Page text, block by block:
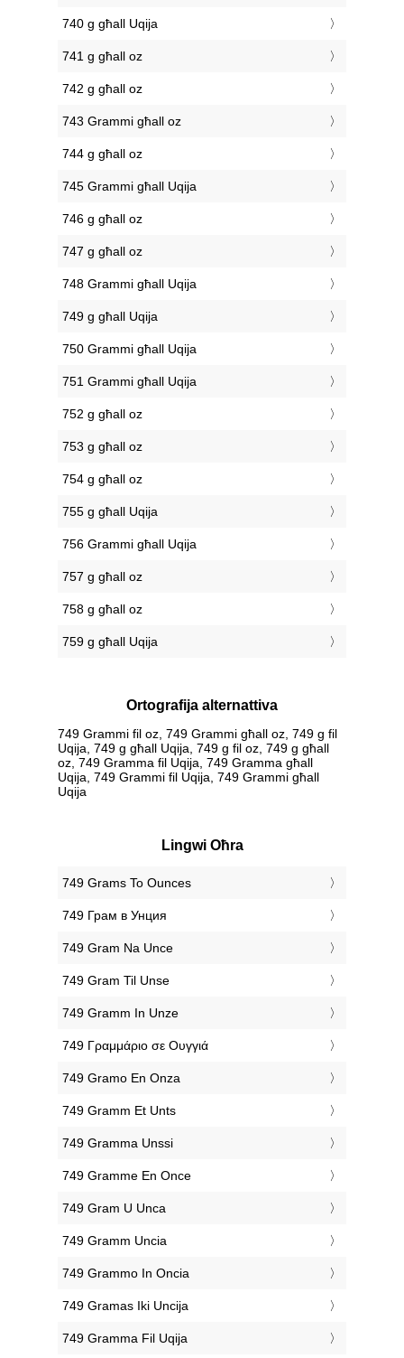
740 g għall Uqija
741 g għall oz
742 g għall oz
743 Grammi għall oz
744 g għall oz
745 Grammi għall Uqija
746 g għall oz
747 g għall oz
748 Grammi għall Uqija
749 g għall Uqija
750 Grammi għall Uqija
751 Grammi għall Uqija
752 g għall oz
753 g għall oz
754 g għall oz
755 g għall Uqija
756 Grammi għall Uqija
757 g għall oz
758 g għall oz
759 g għall Uqija
Ortografija alternattiva
749 Grammi fil oz, 749 Grammi għall oz, 749 g fil
Uqija, 749 g għall Uqija, 749 g fil oz, 749 g għall
oz, 749 Gramma fil Uqija, 749 Gramma għall
Uqija, 749 Grammi fil Uqija, 749 Grammi għall
Uqija
Lingwi Oħra
‎749 Grams To Ounces
‎749 Грам в Унция
‎749 Gram Na Unce
‎749 Gram Til Unse
‎749 Gramm In Unze
‎749 Γραμμάριο σε Ουγγιά
‎749 Gramo En Onza
‎749 Gramm Et Unts
‎749 Gramma Unssi
‎749 Gramme En Once
‎749 Gram U Unca
‎749 Gramm Uncia
‎749 Grammo In Oncia
‎749 Gramas Iki Uncija
‎749 Gramma Fil Uqija